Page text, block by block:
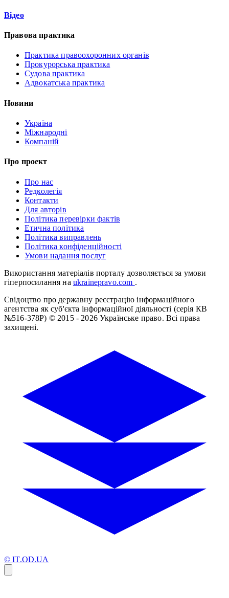
Відео
Правова практика
Практика правоохоронних органів
Прокурорська практика
Судова практика
Адвокатська практика
Новини
Україна
Міжнародні
Компаній
Про проект
Про нас
Редколегія
Контакти
Для авторів
Політика перевірки фактів
Етична політика
Політика виправлень
Політика конфіденційності
Умови надання послуг
Використання матеріалів порталу дозволяється за умови
гіперпосилання на ukrainepravo.com .
Свідоцтво про державну реєстрацію інформаційного
агентства як суб'єкта інформаційної діяльності (серія КВ
№516-378Р) © 2015 - 2026 Українське право. Всі права
захищені.
© IT.OD.UA